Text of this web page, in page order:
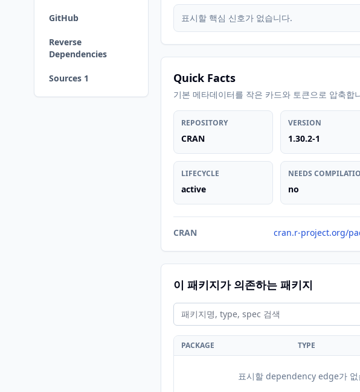
GitHub
Reverse
Dependencies
Sources 1
표시할 핵심 신호가 없습니다.
Quick Facts
기본 메타데이터를 작은 카드와 토큰으로 압축합
REPOSITORY
CRAN
VERSION
1.30.2-1
LIFECYCLE
active
NEEDS
no
CRAN cran.r-project.org/
이 패키지가 의존하는 패키지
PACKAGE TYPE
표시할 dependency edge가 없